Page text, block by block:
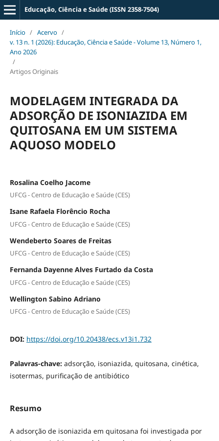
Educação, Ciência e Saúde (ISSN 2358-7504)
Início / Acervo /
v. 13 n. 1 (2026): Educação, Ciência e Saúde - Volume 13, Número 1,
Ano 2026
/
Artigos Originais
MODELAGEM INTEGRADA DA
ADSORÇÃO DE ISONIAZIDA EM
QUITOSANA EM UM SISTEMA
AQUOSO MODELO
Rosalina Coelho Jacome
UFCG - Centro de Educação e Saúde (CES)
Isane Rafaela Florêncio Rocha
UFCG - Centro de Educação e Saúde (CES)
Wendeberto Soares de Freitas
UFCG - Centro de Educação e Saúde (CES)
Fernanda Dayenne Alves Furtado da Costa
UFCG - Centro de Educação e Saúde (CES)
Wellington Sabino Adriano
UFCG - Centro de Educação e Saúde (CES)
DOI: https://doi.org/10.20438/ecs.v13i1.732
Palavras-chave: adsorção, isoniazida, quitosana, cinética,
isotermas, purificação de antibiótico
Resumo
A adsorção de isoniazida em quitosana foi investigada por